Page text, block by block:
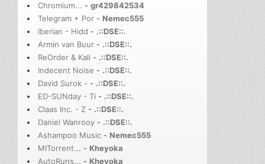
Chromium... - gr429842534
Telegram + Por - Nemec555
Iberian - Hidd - .::DSE::.
Armin van Buur - .::DSE::.
ReOrder & Kali - .::DSE::.
Indecent Noise - .::DSE::.
David Surok - - .::DSE::.
ED-SUNday - Ti - .::DSE::.
Claas Inc. - Z - .::DSE::.
Daniel Wanrooy - .::DSE::.
Ashampoo Music - Nemec555
MITorrent... - Kheyoka
AutoRuns... - Kheyoka